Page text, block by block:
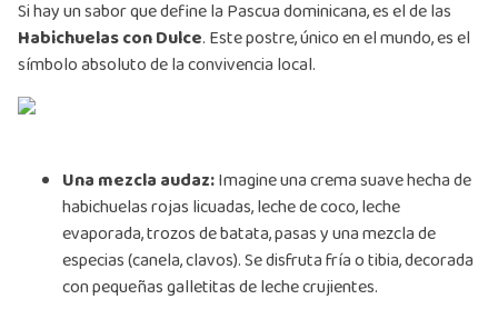
Si hay un sabor que define la Pascua dominicana, es el de las
Habichuelas con Dulce. Este postre, único en el mundo, es el
símbolo absoluto de la convivencia local.
Una mezcla audaz:Imagine una crema suave hecha de
habichuelas rojas licuadas, leche de coco, leche
evaporada, trozos de batata, pasas y una mezcla de
especias (canela, clavos). Se disfruta fría o tibia, decorada
con pequeñas galletitas de leche crujientes.